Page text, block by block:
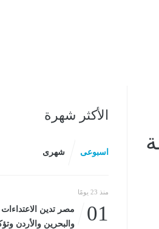
الأكثر شهرة
اسبوعى شهرى
منذ 23 يومًا
01
مصر تدين
والبحرين والأردن